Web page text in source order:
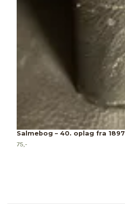
Salmebog – 40. oplag fra 1897
75,-